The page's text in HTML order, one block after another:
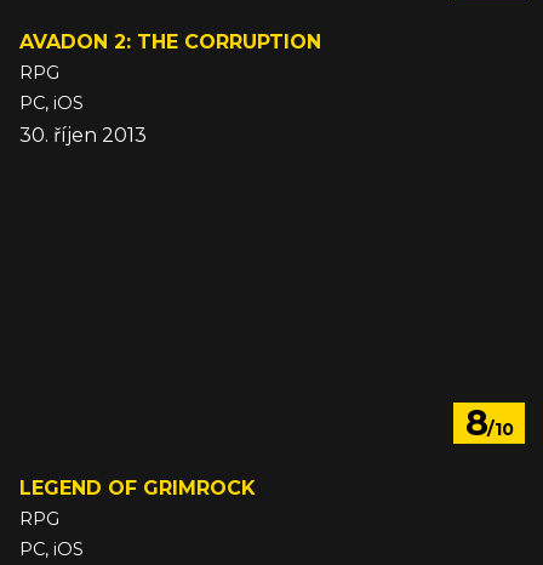
AVADON 2: THE CORRUPTION
RPG
PC, iOS
30. říjen 2013
8/10
LEGEND OF GRIMROCK
RPG
PC, iOS